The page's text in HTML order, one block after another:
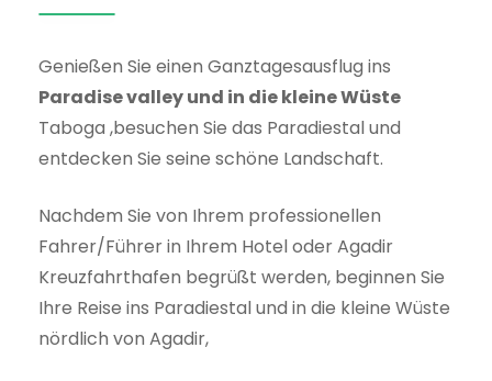
Genießen Sie einen Ganztagesausflug ins
Paradise valley und in die kleine Wüste
Taboga ,besuchen Sie das Paradiestal und
entdecken Sie seine schöne Landschaft.
Nachdem Sie von Ihrem professionellen
Fahrer/Führer in Ihrem Hotel oder Agadir
Kreuzfahrthafen begrüßt werden, beginnen Sie
Ihre Reise ins Paradiestal und in die kleine Wüste
nördlich von Agadir,